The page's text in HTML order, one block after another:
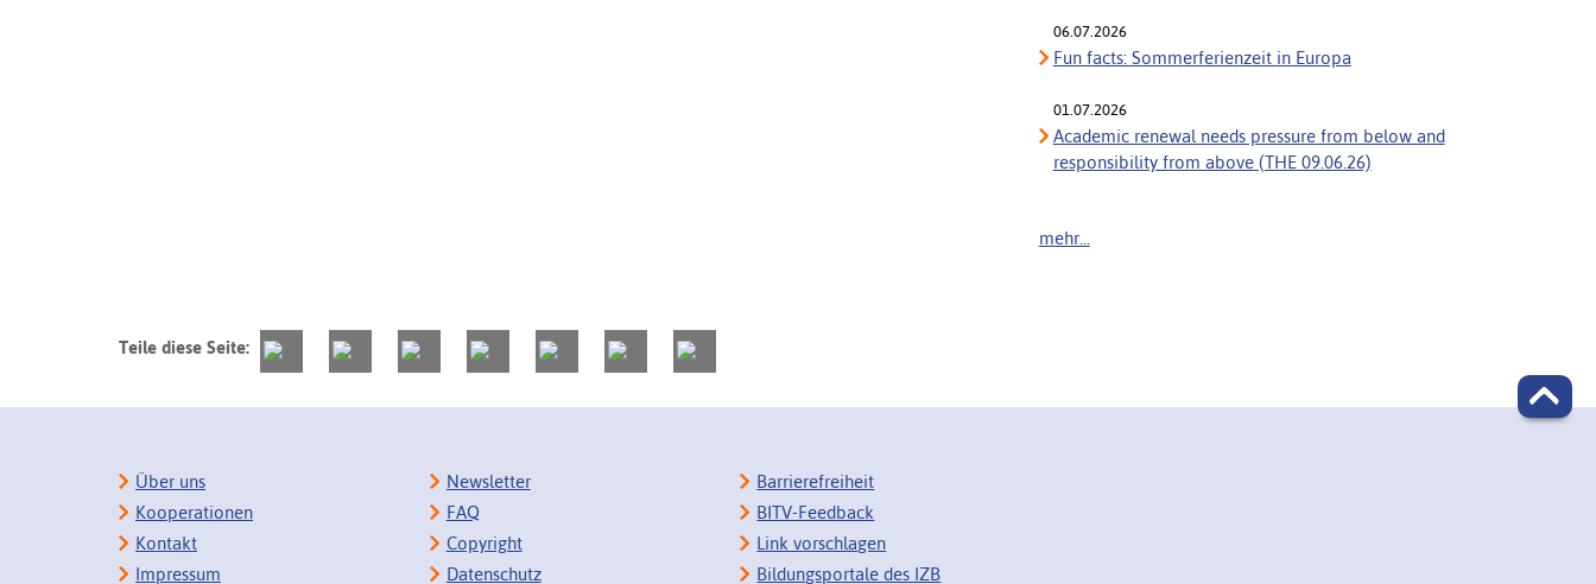
06.07.2026
Fun facts: Sommerferienzeit in Europa
01.07.2026
Academic renewal needs pressure from below and
responsibility from above (THE 09.06.26)
mehr...
Teile diese Seite:
Über uns
Kooperationen
Kontakt
Impressum
Newsletter
FAQ
Copyright
Datenschutz
Barrierefreiheit
BITV-Feedback
Link vorschlagen
Bildungsportale des IZB